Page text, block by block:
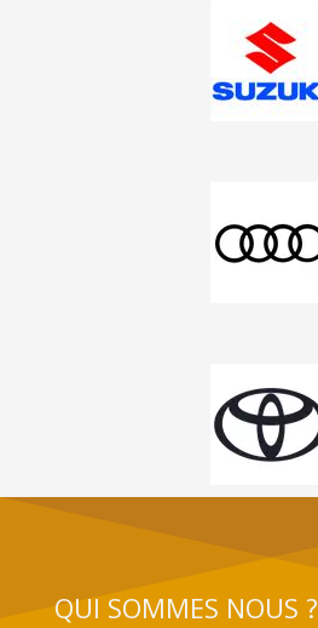
QUI SOMMES NOUS ?